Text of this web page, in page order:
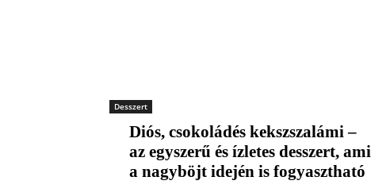
Desszert
Diós, csokoládés kekszszalámi –
az egyszerű és ízletes desszert, ami
a nagyböjt idején is fogyasztható